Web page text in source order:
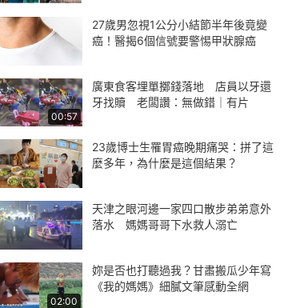
27歲男忽視1公分小結節半年後竟變
癌！醫揭6個信號要警惕甲狀腺癌
00:57
廣東食客埋單擲錢落地 店員以牙還
牙找贖 老闆讚：無做錯｜有片
23歲博士生罹胃癌晚期痛哭：拼了這
麼多年，為什麼是這個結果？
天津之眼河邊一家四口散步弟弟意外
落水 媽媽哥哥下水救人溺亡
02:00
妳是否也打聽過我？甘肅搬瓜少年寫
《我的媽媽》細膩文筆感動全網